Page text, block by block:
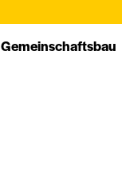
Ge­mein­schafts­bau